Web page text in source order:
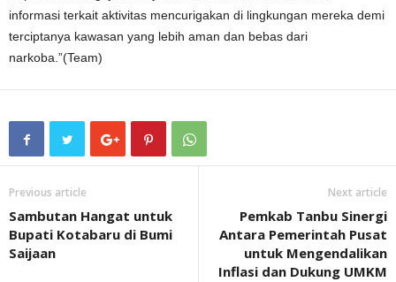
informasi terkait aktivitas mencurigakan di lingkungan mereka demi
terciptanya kawasan yang lebih aman dan bebas dari
narkoba.”(Team)
Previous article
Sambutan Hangat untuk
Bupati Kotabaru di Bumi
Saijaan
Next article
Pemkab Tanbu Sinergi
Antara Pemerintah Pusat
untuk Mengendalikan
Inflasi dan Dukung UMKM